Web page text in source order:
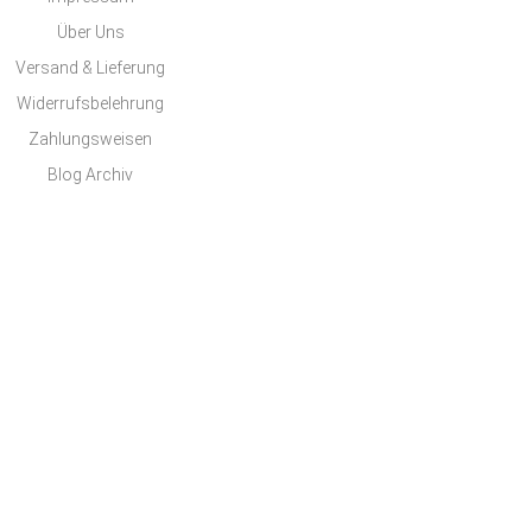
Über Uns
Versand & Lieferung
Widerrufsbelehrung
Zahlungsweisen
Blog Archiv